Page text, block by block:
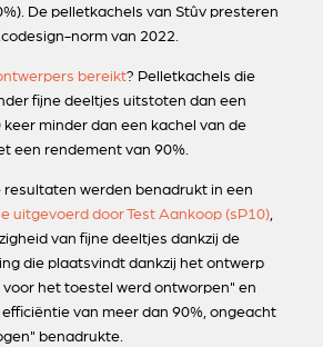
De pelletkachels van Stûv presteren
norm van 2022.
bereikt? Pelletkachels die
fijne deeltjes uitstoten dan een
minder dan een kachel van de
een rendement van 90%.
resultaten werden benadrukt in een
uitgevoerd door Test Aankoop (sP10),
van fijne deeltjes dankzij de
die plaatsvindt dankzij het ontwerp
het toestel werd ontworpen" en
van meer dan 90%, ongeacht
benadrukte.